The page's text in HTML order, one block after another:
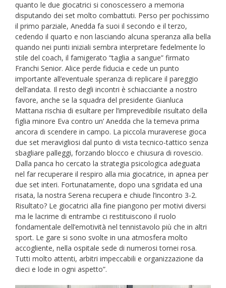
quanto le due giocatrici si conoscessero a memoria
disputando dei set molto combattuti. Perso per pochissimo
il primo parziale, Anedda fa suoi il secondo e il terzo,
cedendo il quarto e non lasciando alcuna speranza alla bella
quando nei punti iniziali sembra interpretare fedelmente lo
stile del coach, il famigerato “taglia a sangue” firmato
Franchi Senior. Alice perde fiducia e cede un punto
importante all’eventuale speranza di replicare il pareggio
dell’andata. Il resto degli incontri è schiacciante a nostro
favore, anche se la squadra del presidente Gianluca
Mattana rischia di esultare per l’imprevedibile risultato della
figlia minore Eva contro un’ Anedda che la temeva prima
ancora di scendere in campo. La piccola muraverese gioca
due set meravigliosi dal punto di vista tecnico-tattico senza
sbagliare palleggi, forzando blocco e chiusura di rovescio.
Dalla panca ho cercato la strategia psicologica adeguata
nel far recuperare il respiro alla mia giocatrice, in apnea per
due set interi. Fortunatamente, dopo una sgridata ed una
risata, la nostra Serena recupera e chiude l’incontro 3-2.
Risultato? Le giocatrici alla fine piangono per motivi diversi
ma le lacrime di entrambe ci restituiscono il ruolo
fondamentale dell’emotività nel tennistavolo più che in altri
sport. Le gare si sono svolte in una atmosfera molto
accogliente, nella ospitale sede di numerosi tornei rosa.
Tutti molto attenti, arbitri impeccabili e organizzazione da
dieci e lode in ogni aspetto”.